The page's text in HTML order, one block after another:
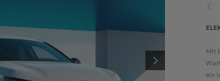
WEITER
Batterie, die während der Fahrt auflädt, bietet diese
ein zusätzliches Drehmoment bei niedrigen Drehzahlen.
es, in der Stadt die Hälfte der Zeit im emissionsfreien
Mit
ein